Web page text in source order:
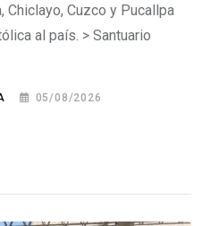
Chiclayo, Cuzco y Pucallpa
al país. > Santuario
05/08/2026